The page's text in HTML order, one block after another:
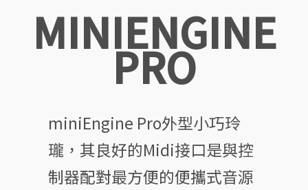
MINIENGINE
PRO
miniEngine Pro外型小巧玲
瓏，其良好的Midi接口是與控
制器配對最方便的便攜式音源